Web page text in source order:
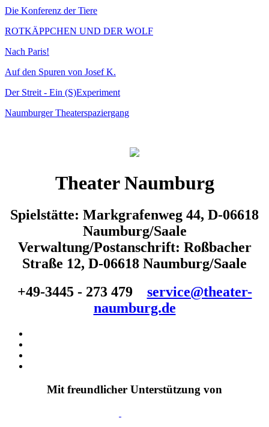
Die Konferenz der Tiere
ROTKÄPPCHEN UND DER WOLF
Nach Paris!
Auf den Spuren von Josef K.
Der Streit - Ein (S)Experiment
Naumburger Theaterspaziergang
Theater Naumburg
Spielstätte: Markgrafenweg 44, D-06618
Naumburg/Saale
Verwaltung/Postanschrift: Roßbacher
Straße 12, D-06618 Naumburg/Saale
+49-3445 - 273 479
service@theater-
naumburg.de
Mit freundlicher Unterstützung von